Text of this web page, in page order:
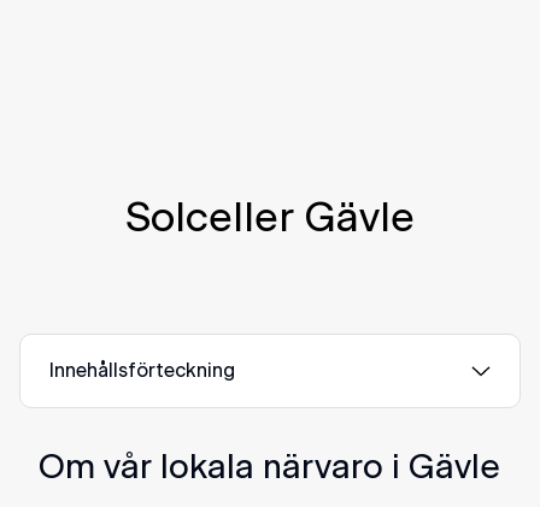
Solceller Gävle
Innehållsförteckning
Om vår lokala närvaro i Gävle